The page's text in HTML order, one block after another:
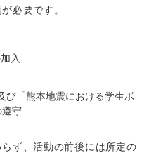
必要です。
入
び「熊本地震における学生ボ
遵守
ず、活動の前後には所定の